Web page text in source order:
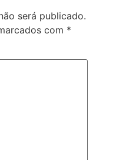
será publicado.
com *